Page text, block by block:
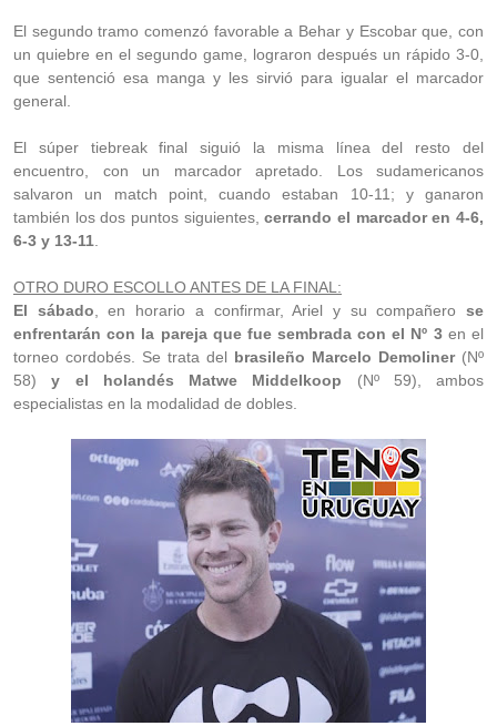
El segundo tramo comenzó favorable a Behar y Escobar que, con
un quiebre en el segundo game, lograron después un rápido 3-0,
que sentenció esa manga y les sirvió para igualar el marcador
general.
El súper tiebreak final siguió la misma línea del resto del
encuentro, con un marcador apretado. Los sudamericanos
salvaron un match point, cuando estaban 10-11; y ganaron
también los dos puntos siguientes,cerrando el marcador en 4-6,
6-3 y 13-11
OTRO DURO ESCOLLO ANTES DE LA FINAL:
El sábado , en horario a confirmar, Ariel y su compañerose
enfrentarán con la pareja que fue sembrada con el Nº 3en el
torneo cordobés. Se trata del brasileño Marcelo Demoliner(Nº
58)y el holandés Matwe Middelkoop (Nº 59), ambos
especialistas en la modalidad de dobles.